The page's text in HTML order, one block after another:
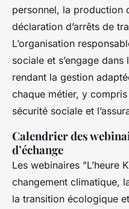
personnel, la production
déclaration d’arrêts de
L’organisation
sociale et s’engage
rendant la gestion
chaque métier, y
sécurité sociale et
Calendrier des
d’échange
Les webinaires "L’heure
changement climatique,
la transition écologique